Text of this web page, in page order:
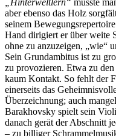
aber ebenso das Holz
seinem
Hand dirigiert er über weite
ohne zu anzuzeigen, „wie“
Sein Grundambitus ist zu
zu provozieren. Etwa zu
kaum Kontakt. So fehlt der
einerseits das
Überzeichnung; auch
Barakhovsky spielt sein
danach gerät der Abschnitt
– zu billiger